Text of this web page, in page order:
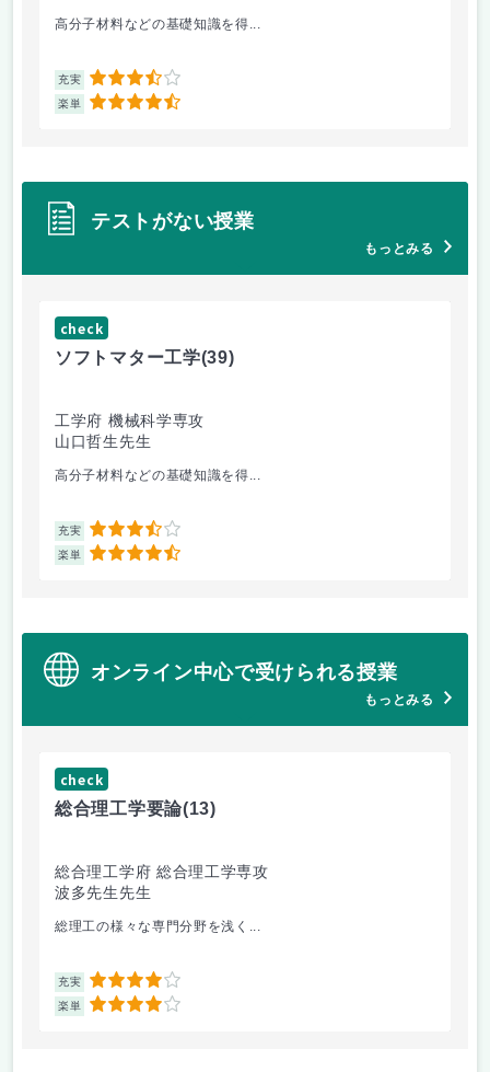
高分子材料などの基礎知識を得...
充実 3.5
楽単 4.5
テストがない授業
もっとみる
check
ソフトマター工学(39)
工学府 機械科学専攻
山口哲生先生
高分子材料などの基礎知識を得...
充実 3.5
楽単 4.5
オンライン中心で受けられる授業
もっとみる
check
総合理工学要論(13)
総合理工学府 総合理工学専攻
波多先生先生
総理工の様々な専門分野を浅く...
充実 4
楽単 4